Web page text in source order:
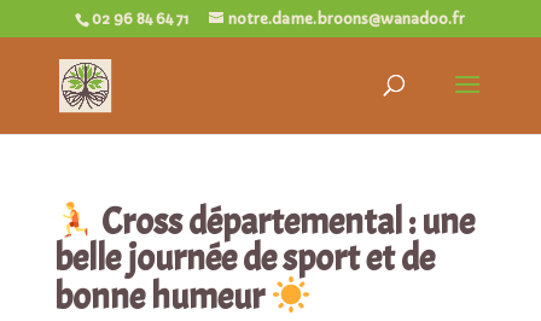
02 96 84 64 71 notre.dame.broons@wanadoo.fr
Cross départemental : une
belle journée de sport et de
bonne humeur